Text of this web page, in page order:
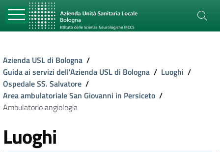
Azienda USL di Bologna /
Guida ai servizi dell'Azienda USL di Bologna / Luoghi /
Ospedale SS. Salvatore /
Area ambulatoriale San Giovanni in Persiceto /
Ambulatorio angiologia
Luoghi